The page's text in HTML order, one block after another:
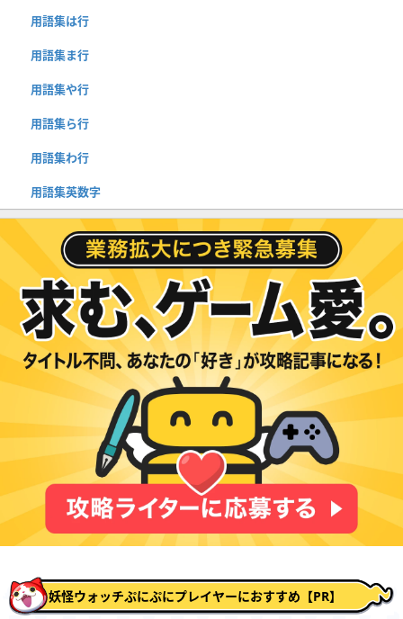
用語集は行
用語集ま行
用語集や行
用語集ら行
用語集わ行
用語集英数字
妖怪ウォッチぷにぷにプレイヤーにおすすめ【PR】